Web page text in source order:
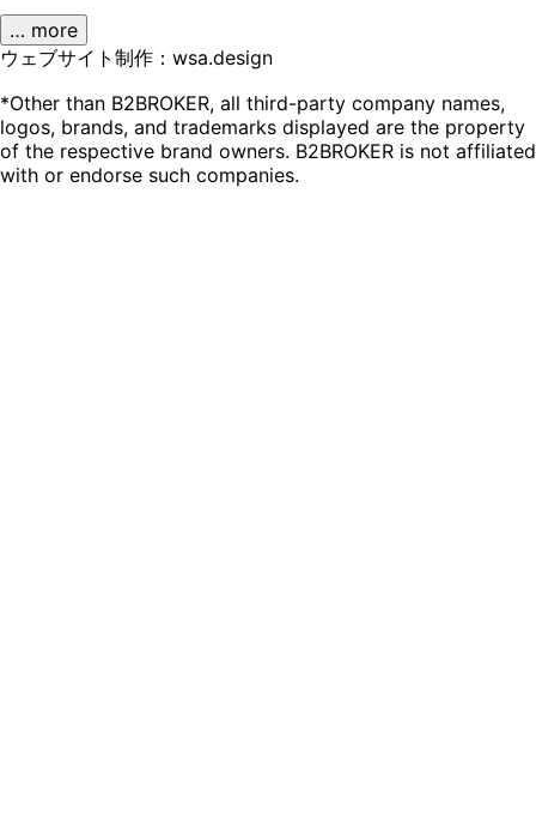
… more
ウェブサイト制作：wsa.design
*Other than B2BROKER, all third-party company names,
logos, brands, and trademarks displayed are the property
of the respective brand owners. B2BROKER is not affiliated
with or endorse such companies.